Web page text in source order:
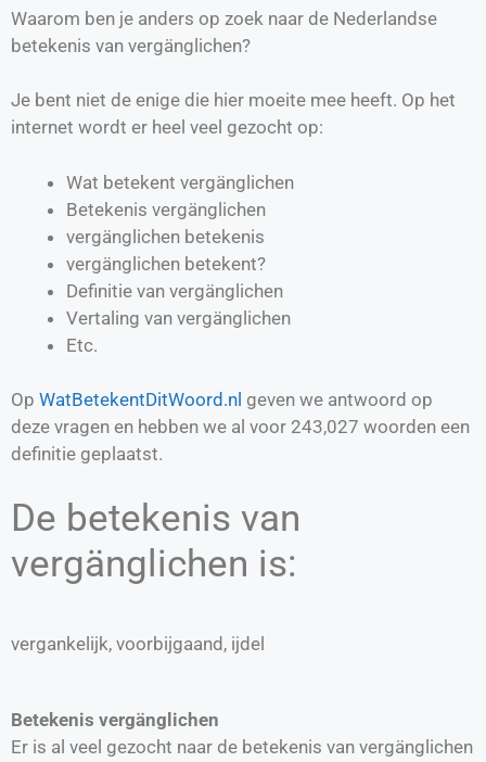
Waarom ben je anders op zoek naar de Nederlandse
betekenis van vergänglichen?
Je bent niet de enige die hier moeite mee heeft. Op het
internet wordt er heel veel gezocht op:
Wat betekent vergänglichen
Betekenis vergänglichen
vergänglichen betekenis
vergänglichen betekent?
Definitie van vergänglichen
Vertaling van vergänglichen
Etc.
Op WatBetekentDitWoord.nl geven we antwoord op
deze vragen en hebben we al voor 243,027 woorden een
definitie geplaatst.
De betekenis van
vergänglichen is:
vergankelijk, voorbijgaand, ijdel
Betekenis vergänglichen
Er is al veel gezocht naar de betekenis van vergänglichen